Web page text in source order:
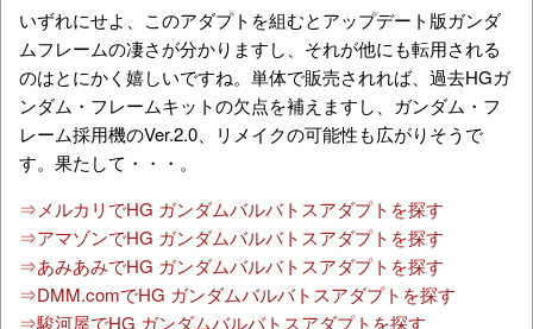
いずれにせよ、このアダプトを組むとアップデート版ガンダ
ムフレームの凄さが分かりますし、それが他にも転用される
のはとにかく嬉しいですね。単体で販売されれば、過去HGガ
ンダム・フレームキットの欠点を補えますし、ガンダム・フ
レーム採用機のVer.2.0、リメイクの可能性も広がりそうで
す。果たして・・・。
⇒メルカリでHG ガンダムバルバトスアダプトを探す
⇒アマゾンでHG ガンダムバルバトスアダプトを探す
⇒あみあみでHG ガンダムバルバトスアダプトを探す
⇒DMM.comでHG ガンダムバルバトスアダプトを探す
⇒駿河屋でHG ガンダムバルバトスアダプトを探す